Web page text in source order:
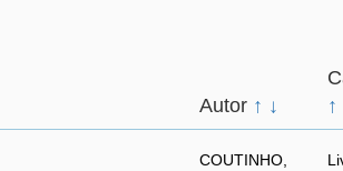
Autor ↑ ↓
↑
COUTINHO,